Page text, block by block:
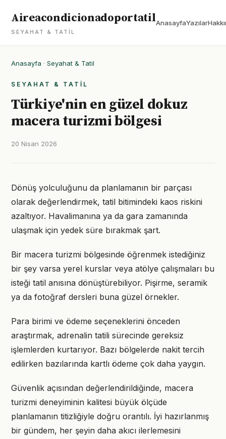
Aireacondicionadoportatil
SEYAHAT & TATIL
AnasayfaYazılar
Anasayfa · Seyahat & Tatil
SEYAHAT & TATIL
Türkiye'nin en güzel dokuz
macera turizmi bölgesi
20 Nisan 2026
Dönüş yolculuğunu da planlamanın bir parçası
olarak değerlendirmek, tatil bitimindeki kaos riskini
azaltıyor. Havalimanına ya da gara zamanında
ulaşmak için yedek süre bırakmak şart.
Bir macera turizmi bölgesinde öğrenmek istediğiniz
bir şey varsa yerel kurslar veya atölye çalışmaları bu
isteği tatil anısına dönüştürebiliyor. Pişirme, seramik
ya da fotoğraf dersleri buna güzel örnekler.
Para birimi ve ödeme seçeneklerini önceden
araştırmak, adrenalin tatili sürecinde gereksiz
işlemlerden kurtarıyor. Bazı bölgelerde nakit tercih
edilirken bazılarında kartlı ödeme çok daha yaygın.
Güvenlik açısından değerlendirildiğinde, macera
turizmi deneyiminin kalitesi büyük ölçüde
planlamanın titizliğiyle doğru orantılı. İyi hazırlanmış
bir gündem, her şeyin daha akıcı ilerlemesini